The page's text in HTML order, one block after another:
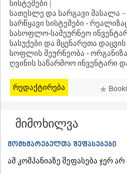
ᲮᲝᲜᲘ
ᲙᲐᲮᲔᲗᲘ
ᲐᲮᲛᲔᲢᲐ
ᲒᲣᲠᲯᲐᲐᲜᲘ
ᲓᲔᲓᲝᲤᲚᲘᲡᲬᲧᲐᲠᲝ
ᲚᲐᲒᲝᲓᲔᲮᲘ
ᲡᲐᲒᲐᲠᲔᲯᲝ
ᲧᲕᲐᲠᲔᲚᲘ
ᲛᲪᲮᲔᲗᲐ–ᲛᲗᲘᲐᲜᲔᲗᲘ
ᲓᲣᲨᲔᲗᲘ
სისტემები |
სათესლე და სარგავი მასალა –
სარწყავი სისტემები -
სასოფლო-სამეურნეო
სასუქები და მცენარეთა
სოფლის მეურნეობა -
ღვინის საწარმოო ინვენტარი
რედაქტირება
მიმოხილვა
მომხმარებელთა შეფასებები
ამ კომპანიაზე შეფასება ჯერ